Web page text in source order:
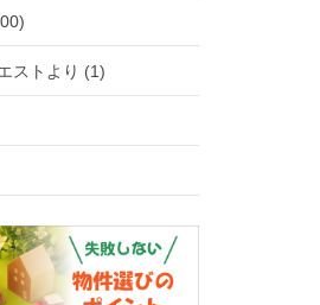
ストより (1)